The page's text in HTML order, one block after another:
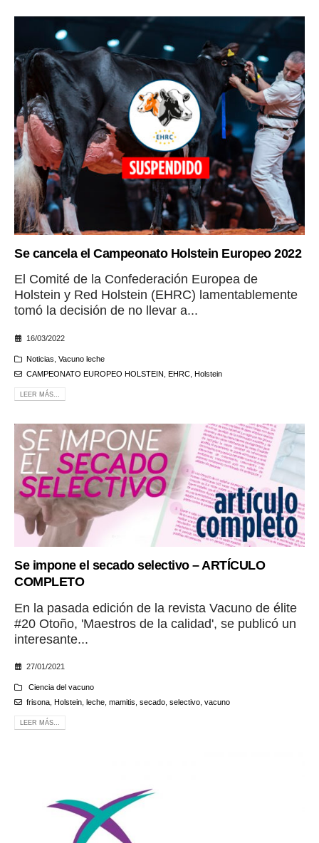
Se cancela el Campeonato Holstein Europeo 2022
El Comité de la Confederación Europea de
Holstein y Red Holstein (EHRC) lamentablemente
tomó la decisión de no llevar a...
16/03/2022
Noticias Vacuno leche
CAMPEONATO EUROPEO HOLSTEIN EHRC, Holstein
LEER MÁS...
Se impone el secado selectivo – ARTÍCULO
COMPLETO
En la pasada edición de la revista Vacuno de élite
#20 Otoño, 'Maestros de la calidad', se publicó un
interesante...
27/01/2021
Ciencia del vacuno
frisona, Holstein, leche, mamitis secado, selectivo, vacuno
LEER MÁS...